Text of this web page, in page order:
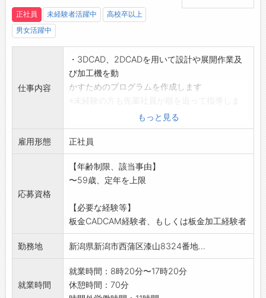
正社員 未経験者活躍中
高校卒以上
男女活躍中
仕事内容
・3DCAD、2DCADを用いて設計や展開作業及
び加工機を動
かすためのプログラムを作成します
※入社後現場研修あり
◇応募前職場見学希望の方はハローワークへご
相談下さい。
変更の範囲:会社の定める業務
もっと見る
雇用形態 正社員
応募資格
【年齢制限、該当事由】
〜59歳、定年を上限
【必要な経験等】
板金CADCAM経験者、もしくは板金加工経験者
勤務地 新潟県新潟市西蒲区漆山8324番地...
就業時間
就業時間：8時20分〜17時20分
休憩時間：70分